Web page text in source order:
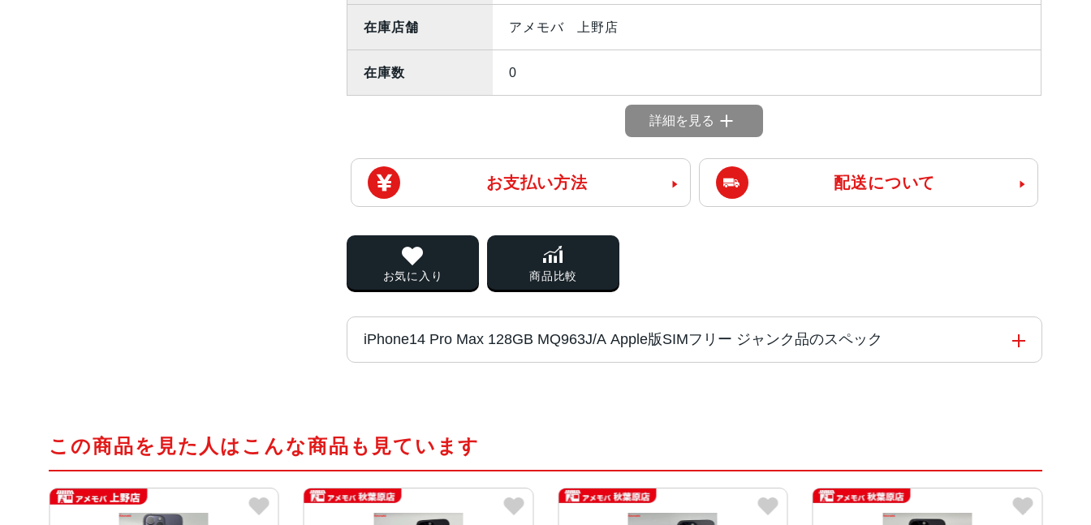
在庫店舗 アメモバ 上野店
在庫数 0
詳細を見る
お支払い方法 配送について
お気に入り 商品比較
iPhone14 Pro Max 128GB MQ963J/A Apple版SIMフリー ジャンク品のスペック
カラー スペースブラック、シルバー、ゴールド、ディープパープル
容量 128GB、256GB、512GB、1TB
この商品を見た人はこんな商品も見ています